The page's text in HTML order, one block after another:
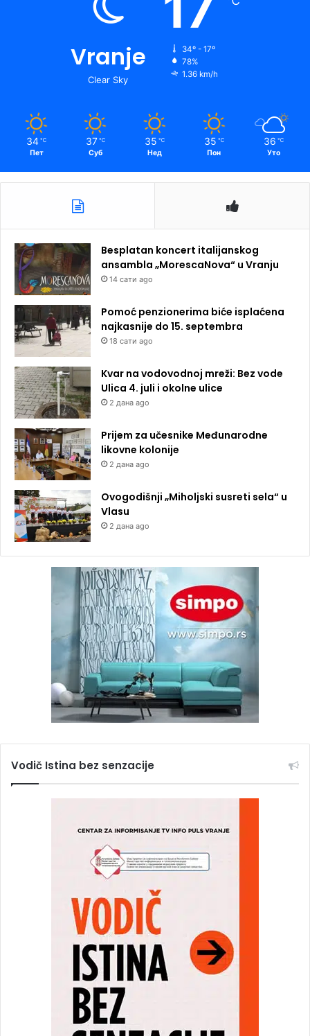
Vranje
Clear Sky
34º - 17º
78%
1.36 km/h
34 ℃
Пет
37 ℃
Суб
35 ℃
Нед
35 ℃
Пон
36 ℃
Уто
Besplatan koncert italijanskog
ansambla „MorescaNova“ u Vranju
14 сати ago
Pomoć penzionerima biće isplaćena
najkasnije do 15. septembra
18 сати ago
Kvar na vodovodnoj mreži: Bez vode
Ulica 4. juli i okolne ulice
2 дана ago
Prijem za učesnike Međunarodne
likovne kolonije
2 дана ago
Ovogodišnji „Miholjski susreti sela“ u
Vlasu
2 дана ago
Vodič Istina bez senzacije